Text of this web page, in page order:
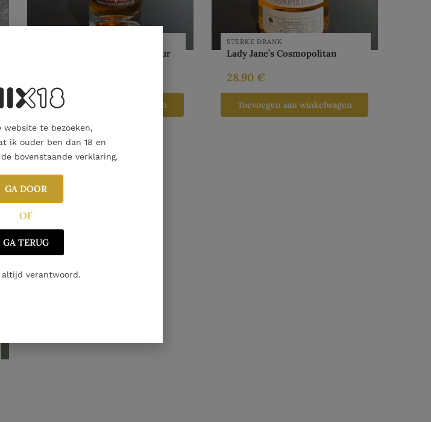
Herkenrode Sleedoorn Likeur
Toevoegen aan winkelwagen
STERKE DRANK
Lady Jane’s Cosmopolitan
28.90 €
Toevoegen aan winkelwagen
website te bezoeken,
ik ouder ben dan 18 en
bovenstaande verklaring.
GA DOOR
OF
GA TERUG
altijd verantwoord.